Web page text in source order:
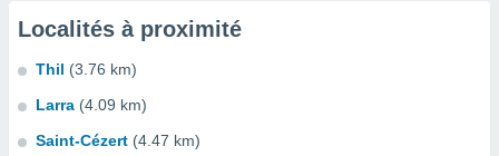
Localités à proximité
Thil (3.76 km)
Larra (4.09 km)
Saint-Cézert (4.47 km)